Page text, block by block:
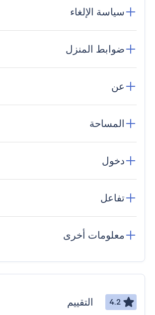
سياسة الإلغاء
ضوابط المنزل
عن
المساحة
دخول
تفاعل
معلومات أخرى
4.2 التقييم